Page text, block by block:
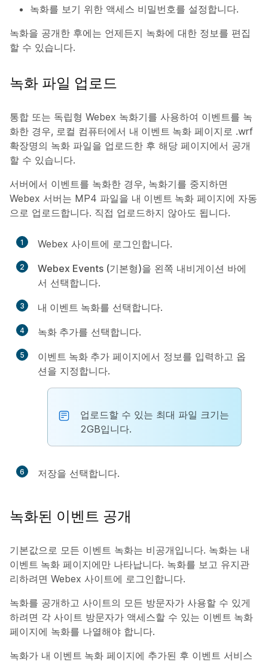
녹화를 보기 위한 액세스 비밀번호를 설정합니다.
녹화을 공개한 후에는 언제든지 녹화에 대한 정보를 편집
할 수 있습니다.
녹화 파일 업로드
통합 또는 독립형 Webex 녹화기를 사용하여 이벤트를 녹
화한 경우, 로컬 컴퓨터에서 내 이벤트 녹화 페이지로 .wrf
확장명의 녹화 파일을 업로드한 후 해당 페이지에서 공개
할 수 있습니다.
서버에서 이벤트를 녹화한 경우, 녹화기를 중지하면
Webex 서버는 MP4 파일을 내 이벤트 녹화 페이지에 자동
으로 업로드합니다. 직접 업로드하지 않아도 됩니다.
1 Webex 사이트에 로그인합니다.
2 Webex Events (기본형)을 왼쪽 내비게이션 바에
서 선택합니다.
3 내 이벤트 녹화를 선택합니다.
4 녹화 추가를 선택합니다.
5 이벤트 녹화 추가 페이지에서 정보를 입력하고 옵
션을 지정합니다.
업로드할 수 있는 최대 파일 크기는
2GB입니다.
6 저장을 선택합니다.
녹화된 이벤트 공개
기본값으로 모든 이벤트 녹화는 비공개입니다. 녹화는 내
이벤트 녹화 페이지에만 나타납니다. 녹화를 보고 유지관
리하려면 Webex 사이트에 로그인합니다.
녹화를 공개하고 사이트의 모든 방문자가 사용할 수 있게
하려면 각 사이트 방문자가 액세스할 수 있는 이벤트 녹화
페이지에 녹화를 나열해야 합니다.
녹화가 내 이벤트 녹화 페이지에 추가된 후 이벤트 서비스